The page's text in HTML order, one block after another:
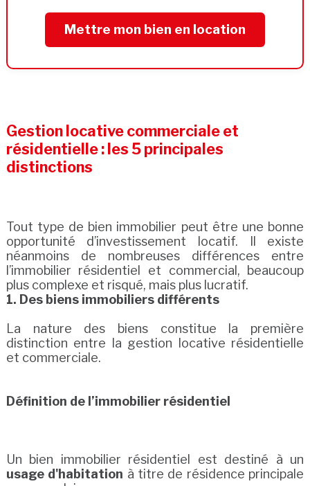
Mettre mon bien en location
Gestion locative commerciale et
résidentielle : les 5 principales
distinctions
Tout type de bien immobilier peut être une bonne
opportunité d’investissement locatif. Il existe
néanmoins de nombreuses différences entre
l’immobilier résidentiel et commercial, beaucoup
plus complexe et risqué, mais plus lucratif.
1. Des biens immobiliers différents
La nature des biens constitue la première
distinction entre la gestion locative résidentielle
et commerciale.
Définition de l’immobilier résidentiel
Un bien immobilier résidentiel est destiné à un
usage d'habitation à titre de résidence principale